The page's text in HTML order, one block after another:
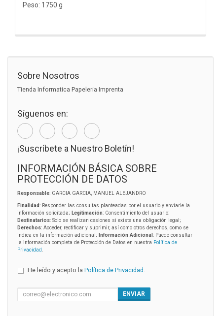
Peso: 1750 g
Sobre Nosotros
Tienda Informatica Papeleria Imprenta
Síguenos en:
¡Suscríbete a Nuestro Boletín!
INFORMACIÓN BÁSICA SOBRE
PROTECCIÓN DE DATOS
Responsable: GARCIA GARCIA, MANUEL ALEJANDRO
Finalidad: Responder las consultas planteadas por el usuario y enviarle la
información solicitada; Legitimación: Consentimiento del usuario;
Destinatarios: Solo se realizan cesiones si existe una obligación legal;
Derechos: Acceder, rectificar y suprimir, así como otros derechos, como se
indica en la información adicional;
Información Adicional : Puede consultar
la información completa de Protección de Datos en nuestra Política de
Privacidad
He leído y acepto la Política de Privacidad
ENVIAR